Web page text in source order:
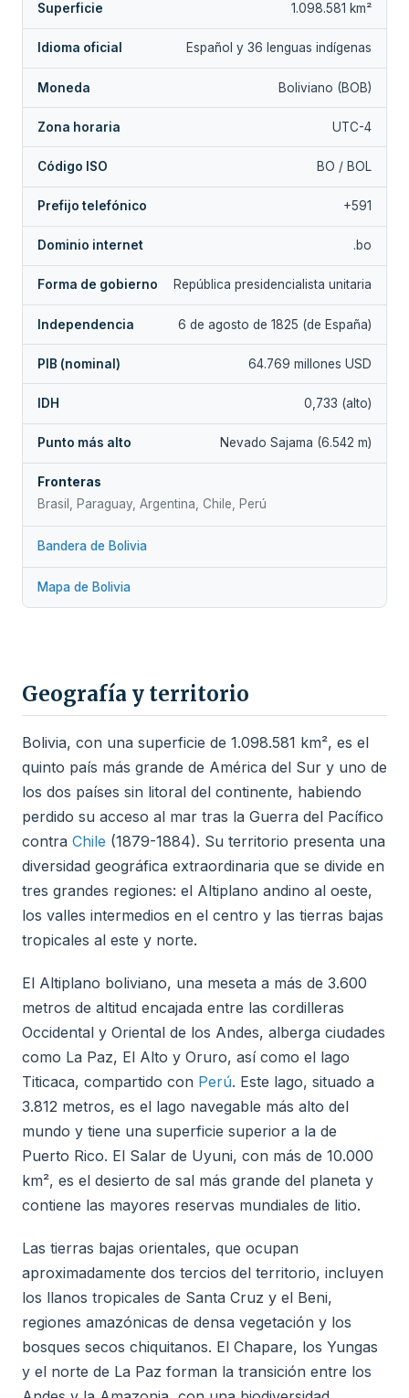
Superficie 1.098.581 km²
Idioma oficial Español y 36 lenguas indígenas
Moneda Boliviano (BOB)
Zona horaria UTC-4
Código ISO BO / BOL
Prefijo telefónico +591
Dominio internet .bo
Forma de gobierno República presidencialista unitaria
Independencia 6 de agosto de 1825 (de España)
PIB (nominal) 64.769 millones USD
IDH 0,733 (alto)
Punto más alto Nevado Sajama (6.542 m)
Fronteras
Brasil, Paraguay, Argentina, Chile, Perú
Bandera de Bolivia
Mapa de Bolivia
Geografía y territorio
Bolivia, con una superficie de 1.098.581 km², es el
quinto país más grande de América del Sur y uno de
los dos países sin litoral del continente, habiendo
perdido su acceso al mar tras la Guerra del Pacífico
contra Chile (1879-1884). Su territorio presenta una
diversidad geográfica extraordinaria que se divide en
tres grandes regiones: el Altiplano andino al oeste,
los valles intermedios en el centro y las tierras bajas
tropicales al este y norte.
El Altiplano boliviano, una meseta a más de 3.600
metros de altitud encajada entre las cordilleras
Occidental y Oriental de los Andes, alberga ciudades
como La Paz, El Alto y Oruro, así como el lago
Titicaca, compartido con Perú. Este lago, situado a
3.812 metros, es el lago navegable más alto del
mundo y tiene una superficie superior a la de
Puerto Rico. El Salar de Uyuni, con más de 10.000
km², es el desierto de sal más grande del planeta y
contiene las mayores reservas mundiales de litio.
Las tierras bajas orientales, que ocupan
aproximadamente dos tercios del territorio, incluyen
los llanos tropicales de Santa Cruz y el Beni,
regiones amazónicas de densa vegetación y los
bosques secos chiquitanos. El Chapare, los Yungas
y el norte de La Paz forman la transición entre los